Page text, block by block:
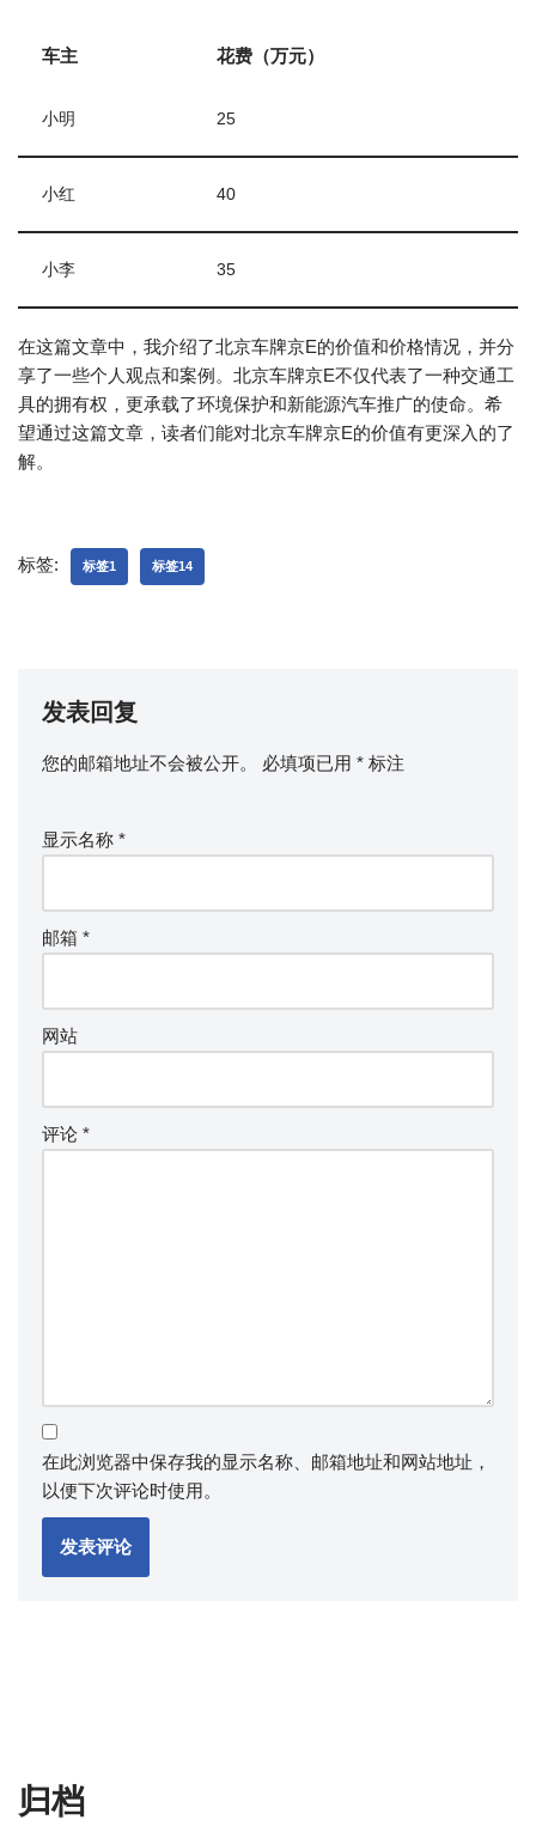
车主 花费（万元）
小明 25
小红 40
小李 35
在这篇文章中，我介绍了北京车牌京E的价值和价格情况，并分
享了一些个人观点和案例。北京车牌京E不仅代表了一种交通工
具的拥有权，更承载了环境保护和新能源汽车推广的使命。希
望通过这篇文章，读者们能对北京车牌京E的价值有更深入的了
解。
标签: 标签1 标签14
发表回复
您的邮箱地址不会被公开。 必填项已用 * 标注
显示名称 *
邮箱 *
网站
评论 *
在此浏览器中保存我的显示名称、邮箱地址和网站地址，
以便下次评论时使用。
归档